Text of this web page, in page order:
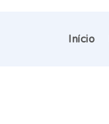
Início